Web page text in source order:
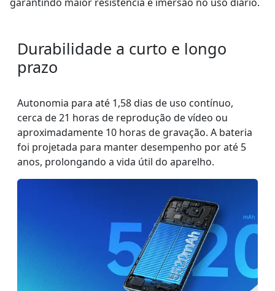
Durabilidade a curto e longo
prazo
Autonomia para até 1,58 dias de uso contínuo,
cerca de 21 horas de reprodução de vídeo ou
aproximadamente 10 horas de gravação. A bateria
foi projetada para manter desempenho por até 5
anos, prolongando a vida útil do aparelho.